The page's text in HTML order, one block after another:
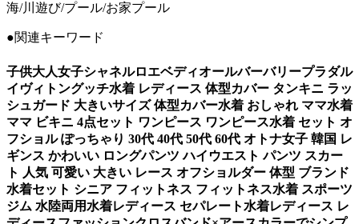
海/川遊び/プール/お家プール
●関連キーワード
子供大人女子シャネルロエベディオールバーバリープラダル
イヴィトングッチ水着 レディース 体型カバー タンキニ ラッ
シュガード 大きいサイズ 体型カバー水着 おしゃれ ママ水着
ママ ビキニ 4点セット ワンピース ワンピース水着 セット オ
フショル ぽっちゃり 30代 40代 50代 60代 オトナ女子 韓国 レ
ギンス かわいい ロングパンツ ハイウエスト パンツ スカー
ト 人気 可愛い 大きい レース オフショルダー 体型 ブランド
水着セット シニア フィットネス フィットネス水着 スポーツ
ジム 水陸両用水着レディース セパレート水着レディース レ